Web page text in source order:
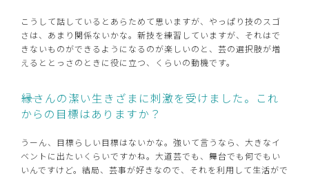
こうして話しているとあらためて思いますが、やっぱり技のスゴ
さは、あまり関係ないかな。新技を練習していますが、それはで
きないものができるようになるのが楽しいのと、芸の選択肢が増
えるととっさのときに役に立つ、くらいの動機です。
――縁さんの潔い生きざまに刺激を受けました。これ
からの目標はありますか？
うーん、目標らしい目標はないかな。強いて言うなら、大きなイ
ベントに出たいくらいですかね。大道芸でも、舞台でも何でもい
いんですけど。結局、芸事が好きなので、それを利用して生活がで